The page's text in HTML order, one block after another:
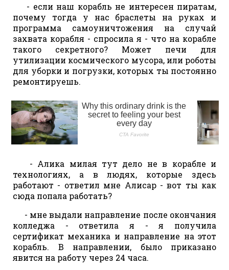
- если наш корабль не интересен пиратам,
почему тогда у нас браслеты на руках и
программа самоуничтожения на случай
захвата корабля - спросила я - что на корабле
такого секретного? Может печи для
утилизации космического мусора, или роботы
для уборки и погрузки, которых ты постоянно
ремонтируешь.
- Алика милая тут дело не в корабле и
технологиях, а в людях, которые здесь
работают - ответил мне Алисар - вот ты как
сюда попала работать?
- мне выдали направление после окончания
колледжа - ответила я - я получила
сертификат механика и направление на этот
корабль. В направлении, было приказано
явится на работу через 24 часа.